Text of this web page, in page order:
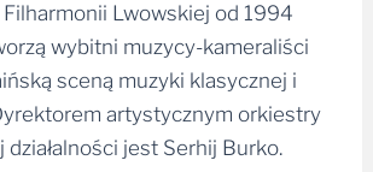
Filharmonii Lwowskiej od 1994
wybitni muzycy-kameraliści
sceną muzyki klasycznej i
artystycznym orkiestry
jest Serhij Burko.